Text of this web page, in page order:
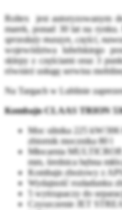
Roltex jest autoryzowanym
marek, ponad 30 lat na
sprzedaży maszyn, części,
województwa lubelskiego
sklepy z częściami oraz 3
również usługę serwisu
Na Targach w Lublinie
Kombajn CLAAS TRION
Moc silnika 225 kW/306
zbiornik mocznika 80 l
Młocarnia
mm, średnica bębna
Kombajn zbożowy z
Wydajność rozładunku
5 wytrząsaczy do
Czyszczenie JET